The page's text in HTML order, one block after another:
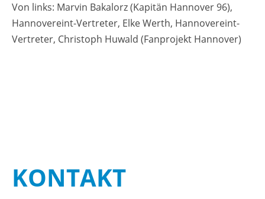
Von links: Mar­vin Baka­lorz (Ka­pi­tän Han­no­ver 96),
Han­no­ver­eint-Ver­tre­ter, Elke Werth, Han­no­ver­eint-
Ver­tre­ter, Chris­toph Hu­wald (Fan­pro­jekt Han­no­ver)
KON­TAKT